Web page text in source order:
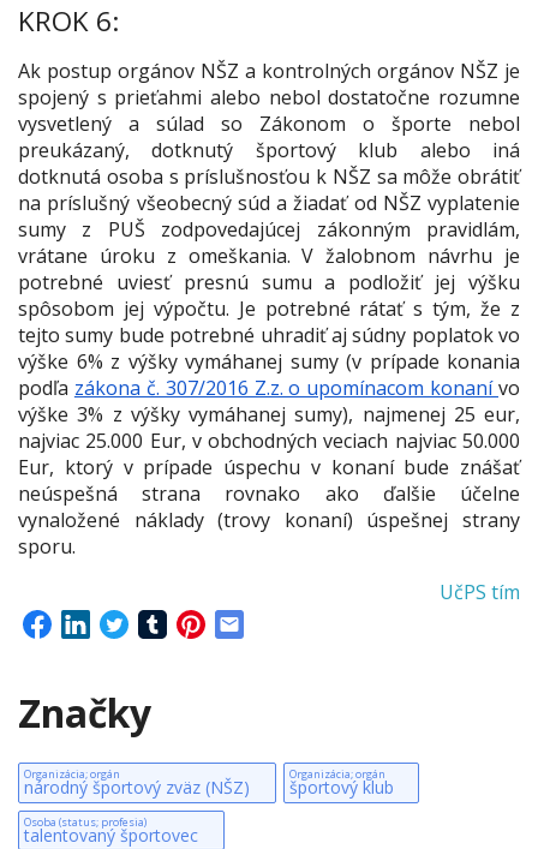
KROK 6:
Ak postup orgánov NŠZ a kontrolných orgánov NŠZ je
spojený s prieťahmi alebo nebol dostatočne rozumne
vysvetlený a súlad so Zákonom o športe nebol
preukázaný, dotknutý športový klub alebo iná
dotknutá osoba s príslušnosťou k NŠZ sa môže obrátiť
na príslušný všeobecný súd a žiadať od NŠZ vyplatenie
sumy z PUŠ zodpovedajúcej zákonným pravidlám,
vrátane úroku z omeškania. V žalobnom návrhu je
potrebné uviesť presnú sumu a podložiť jej výšku
spôsobom jej výpočtu. Je potrebné rátať s tým, že z
tejto sumy bude potrebné uhradiť aj súdny poplatok vo
výške 6% z výšky vymáhanej sumy (v prípade konania
podľa zákona č. 307/2016 Z.z. o upomínacom konanívo
výške 3% z výšky vymáhanej sumy), najmenej 25 eur,
najviac 25.000 Eur, v obchodných veciach najviac 50.000
Eur, ktorý v prípade úspechu v konaní bude znášať
neúspešná strana rovnako ako ďalšie účelne
vynaložené náklady (trovy konaní) úspešnej strany
sporu.
UčPS tím
Značky
Organizácia; orgán
národný športový zväz (NŠZ)
Organizácia; orgán
športový klub
Osoba (status; profesia)
talentovaný športovec